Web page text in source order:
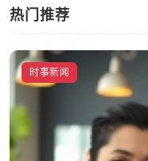
热门推荐
时事新闻